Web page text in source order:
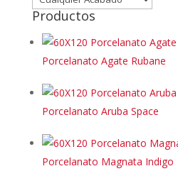
Productos
Porcelanato Agate Rubane
Porcelanato Aruba Space
Porcelanato Magnata Indigo